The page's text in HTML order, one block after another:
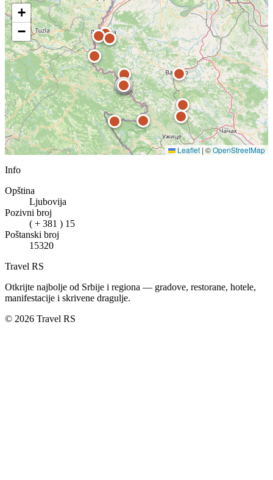
+
−
Leaflet | ©OpenStreetMap
Info
Opština
Ljubovija
Pozivni broj
( + 381 ) 15
Poštanski broj
15320
Travel RS
Otkrijte najbolje od Srbije i regiona — gradove, restorane, hotele,
manifestacije i skrivene dragulje.
© 2026 Travel RS